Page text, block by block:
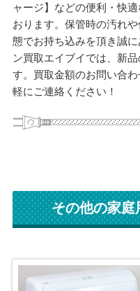
ャージ】などの便利・快
おります。保管時の汚れ
態でお持ち込みを頂き誠
ン買取エイブイでは、新
す。買取金額のお問い合
軽にご連絡ください！
その他の家庭